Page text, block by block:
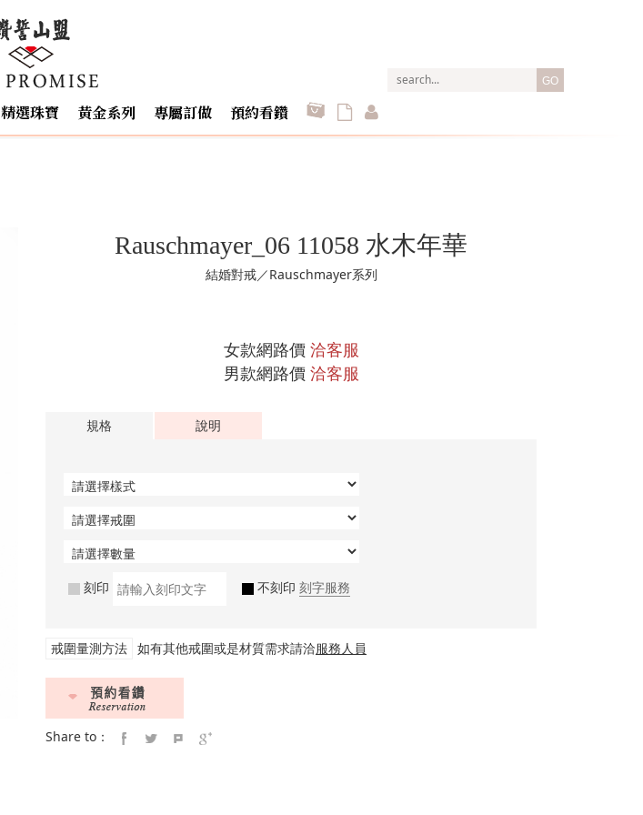
GO
精選珠寶 黃金系列 專屬訂做 預約看鑽
Rauschmayer_06 11058 水木年華
結婚對戒／Rauschmayer系列
女款網路價 洽客服
男款網路價 洽客服
規格 說明
刻印 不刻印 刻字服務
戒圍量測方法 如有其他戒圍或是材質需求請洽服務人員
Share to：